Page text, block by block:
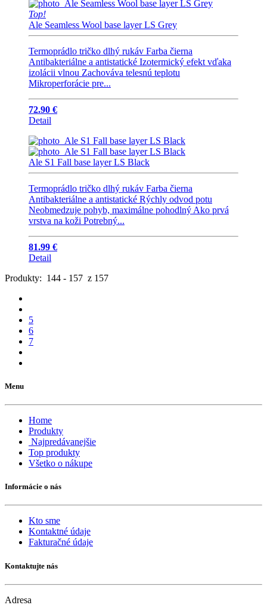
Top!
Ale Seamless Wool base layer LS Grey
Termoprádlo tričko dlhý rukáv Farba čierna
Antibakteriálne a antistatické Izotermický efekt vďaka
izolácii vlnou Zachováva telesnú teplotu
Mikroperforácie pre...
72.90 €
Detail
Ale S1 Fall base layer LS Black
Termoprádlo tričko dlhý rukáv Farba čierna
Antibakteriálne a antistatické Rýchly odvod potu
Neobmedzuje pohyb, maximálne pohodlný Ako prvá
vrstva na koži Potrebný...
81.99 €
Detail
Produkty: 144 - 157 z 157
5
6
7
Menu
Home
Produkty
Najpredávanejšie
Top produkty
Všetko o nákupe
Informácie o nás
Kto sme
Kontaktné údaje
Fakturačné údaje
Kontaktujte nás
Adresa